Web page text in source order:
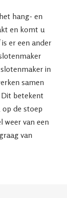
hang- en
en komt u
er een ander
in
samen
betekent
de stoep
weer van een
van